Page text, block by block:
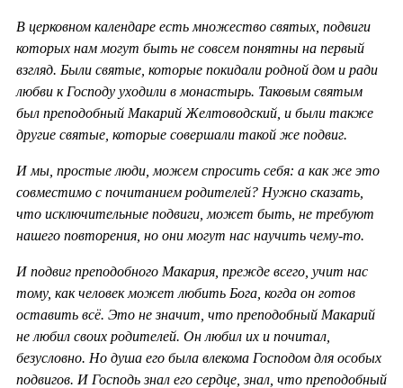
В церковном календаре есть множество святых, подвиги
которых нам могут быть не совсем понятны на первый
взгляд. Были святые, которые покидали родной дом и ради
любви к Господу уходили в монастырь. Таковым святым
был преподобный Макарий Желтоводский, и были также
другие святые, которые совершали такой же подвиг.
И мы, простые люди, можем спросить себя: а как же это
совместимо с почитанием родителей? Нужно сказать,
что исключительные подвиги, может быть, не требуют
нашего повторения, но они могут нас научить чему-то.
И подвиг преподобного Макария, прежде всего, учит нас
тому, как человек может любить Бога, когда он готов
оставить всё. Это не значит, что преподобный Макарий
не любил своих родителей. Он любил их и почитал,
безусловно. Но душа его была влекома Господом для особых
подвигов. И Господь знал его сердце, знал, что преподобный